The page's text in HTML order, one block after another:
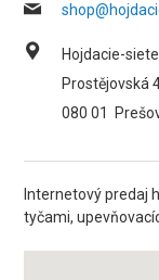
Hojdacie-
Prostějovská
080 01
Internetový predaj
tyčami,